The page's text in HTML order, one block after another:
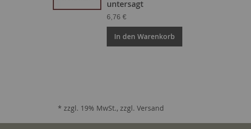
untersagt
6,76 €
In den Warenkorb
* zzgl. 19% MwSt., zzgl. Versand